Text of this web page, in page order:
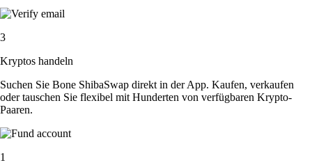
3
Kryptos handeln
Suchen Sie Bone ShibaSwap direkt in der App. Kaufen, verkaufen
oder tauschen Sie flexibel mit Hunderten von verfügbaren Krypto-
Paaren.
1